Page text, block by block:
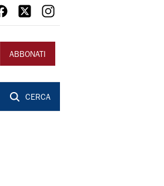
ABBONATI
CERCA